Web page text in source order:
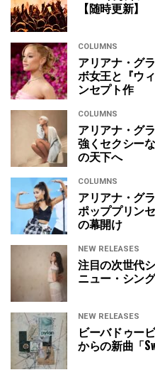
【随時更新】
COLUMNS
アリアナ・グ
ボ女王と『ウ
ンセプト作
COLUMNS
アリアナ・グ
強くセクシー
の天下へ
COLUMNS
アリアナ・グ
ポッププリン
の幕開け
NEW RELEASES
注目の次世代
ニュー・シン
NEW RELEASES
ビーバドゥー
からの新曲「